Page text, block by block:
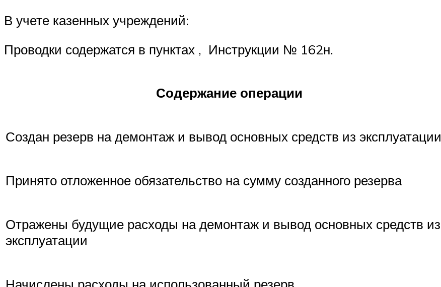
В учете казенных учреждений:
Проводки содержатся в пунктах , Инструкции № 162н.
Содержание операции
Создан резерв на демонтаж и вывод основных средств из эксплуатации
Принято отложенное обязательство на сумму созданного резерва
Отражены будущие расходы на демонтаж и вывод основных средств из
эксплуатации